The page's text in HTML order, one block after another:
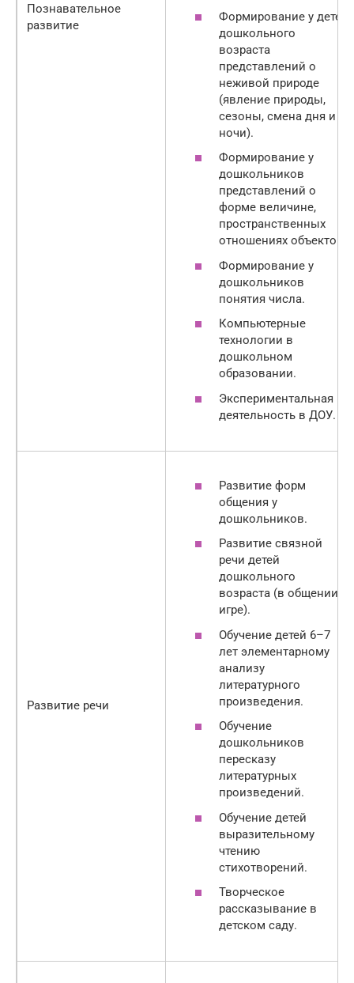
Познавательное
развитие
Формирование у детей
дошкольного
возраста
представлений о
неживой природе
(явление природы,
сезоны, смена дня и
ночи).
Формирование у
дошкольников
представлений о
форме величине,
пространственных
отношениях объектов.
Формирование у
дошкольников
понятия числа.
Компьютерные
технологии в
дошкольном
образовании.
Экспериментальная
деятельность в ДОУ.
Развитие речи
Развитие форм
общения у
дошкольников.
Развитие связной
речи детей
дошкольного
возраста (в общении,
игре).
Обучение детей 6–7
лет элементарному
анализу
литературного
произведения.
Обучение
дошкольников
пересказу
литературных
произведений.
Обучение детей
выразительному
чтению
стихотворений.
Творческое
рассказывание в
детском саду.